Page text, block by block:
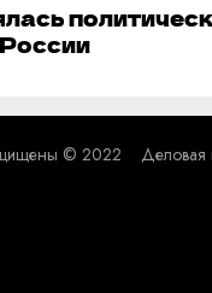
© 2022 Деловая